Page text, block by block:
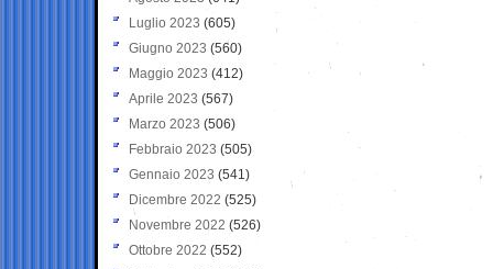
Luglio 2023 (605)
Giugno 2023 (560)
Maggio 2023 (412)
Aprile 2023 (567)
Marzo 2023 (506)
Febbraio 2023 (505)
Gennaio 2023 (541)
Dicembre 2022 (525)
Novembre 2022 (526)
Ottobre 2022 (552)